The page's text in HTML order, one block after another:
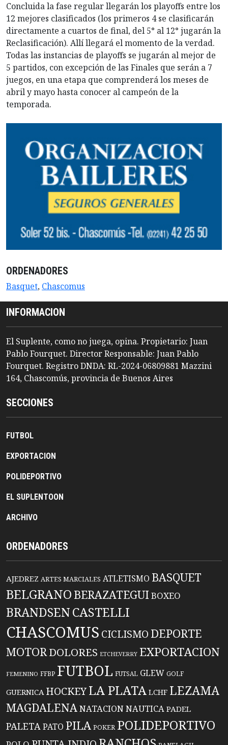
Concluida la fase regular llegarán los playoffs entre los
12 mejores clasificados (los primeros 4 se clasificarán
directamente a cuartos de final, del 5° al 12° jugarán la
Reclasificación). Allí llegará el momento de la verdad.
Todas las instancias de playoffs se jugarán al mejor de
5 partidos, con excepción de las Finales que serán a 7
juegos, en una etapa que comprenderá los meses de
abril y mayo hasta conocer al campeón de la
temporada.
ORDENADORES
Basquet, Chascomus
INFORMACION
El Suplente, como no juega, opina. Propietario: Juan
Pablo Fourquet. Director Responsable: Juan Pablo
Fourquet. Registro DNDA: RL-2024-06809881 Mazzini
164, Chascomús, provincia de Buenos Aires
SECCIONES
FUTBOL
EXPORTACION
POLIDEPORTIVO
EL SUPLENTOON
ARCHIVO
ORDENADORES
AJEDREZ ARTES MARCIALES ATLETISMO BASQUET
BELGRANO BERAZATEGUIBOXEO
BRANDSENCASTELLI
CHASCOMUS CICLISMO DEPORTE
MOTORDOLORES ETCHEVERRY EXPORTACION
FEMENINO FFBP FUTBOL FUTSAL GLEW GOLF
GUERNICA HOCKEYLA PLATA LCHF LEZAMA
MAGDALENANATACIONNAUTICA PADEL
PALETAPATO PILA POKER POLIDEPORTIVO